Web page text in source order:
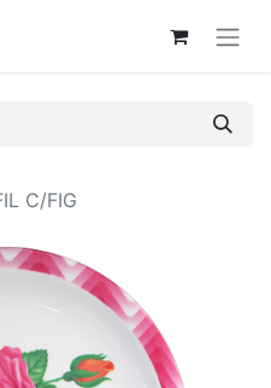
C/FIG